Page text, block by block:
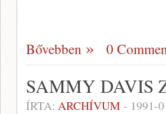
Bővebben 0
SAMMY DAVIS
ÍRTA: ARCHÍVUM - 1991-